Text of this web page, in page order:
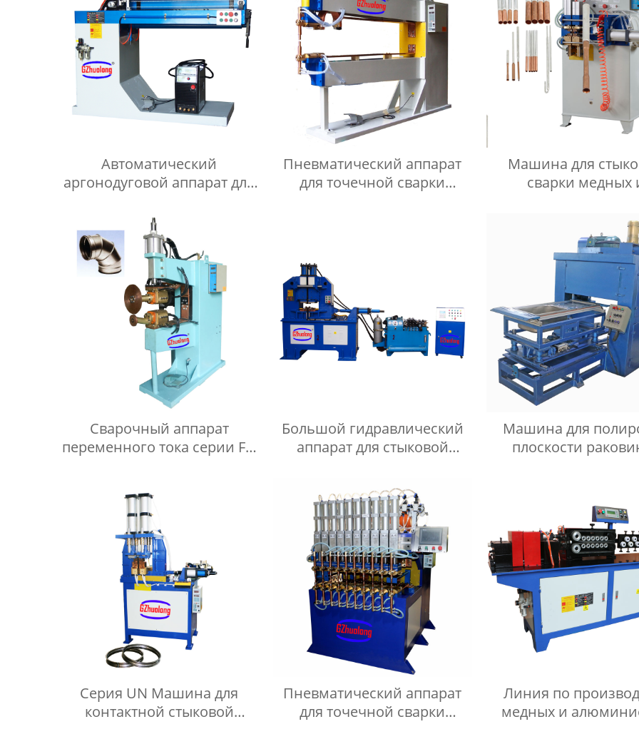
Автоматический
аргонодуговой аппарат для
серии HF
Пневматический аппарат
для точечной сварки
Машина для
сварки медных
Сварочный аппарат
переменного тока серии FN
Большой гидравлический
аппарат для стыковой
Машина для
плоскости
Серия UN Машина для
контактной стыковой
Пневматический аппарат
для точечной сварки
Линия по
медных и